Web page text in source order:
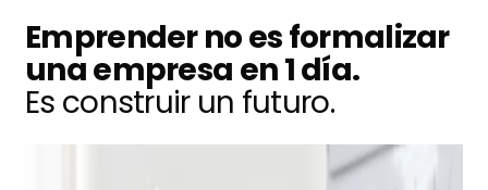
Emprender no es formalizar
una empresa en 1 día.
Es construir un futuro.